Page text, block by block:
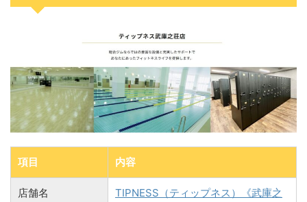
項目 内容
店舗名
TIPNESS（ティップネス）《武庫之